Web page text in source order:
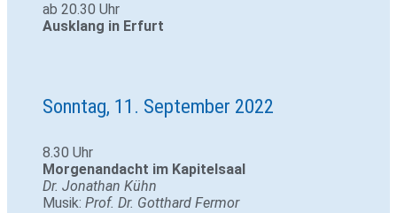
ab 20.30 Uhr
Aus­klang in Erfurt
Sonntag, 11. September 2022
8.30 Uhr
Mor­gen­an­dacht im Kapi­tel­saal
Dr. Jona­than Kühn
Musik: Prof. Dr. Gott­hard Fermor